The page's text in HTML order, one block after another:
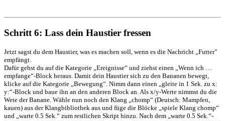
Schritt 6: Lass dein Haustier fressen
Jetzt sagst du dem Haustier, was es machen soll, wenn es die Nachricht „Futter”
empfängt.
Dafür gehst du auf die Kategorie „Ereignisse“ und ziehst einen „Wenn ich …
empfange“-Block heraus. Damit dein Haustier sich zu den Bananen bewegt,
klicke auf die Kategorie „Bewegung“. Nimm dann einen „gleite in 1 Sek. zu x:
y:“-Block und baue ihn an den anderen Block an. Als x/y-Werte nimmst du die
Wete der Banane. Wähle nun noch den Klang „chomp“ (Deutsch: Mampfen,
kauen) aus der Klangbibliothek aus und füge die Blöcke „spiele Klang chomp“
und „warte 0.5 Sek.“ zum restlichen Skript hinzu. Nach dem „warte 0.5 Sek.“-